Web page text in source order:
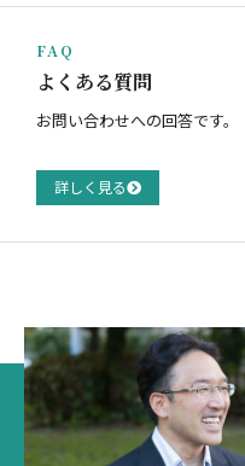
FAQ
よくある質問
お問い合わせへの回答です。
詳しく見る